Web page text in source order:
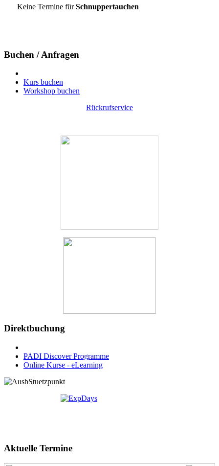
Keine Termine fürSchnuppertauchen
Buchen / Anfragen
Kurs buchen
Workshop buchen
Rückrufservice
Direktbuchung
PADI Discover Programme
Online Kurse - eLearning
Aktuelle Termine